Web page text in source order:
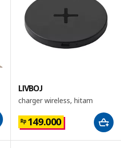
LIVBOJ
charger wireless, hitam
Rp 149.000